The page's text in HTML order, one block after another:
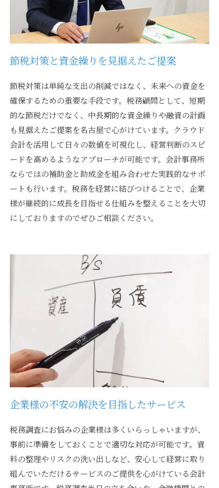
節税対策と資金繰りを見据えたご提案
節税対策は単純な支出の削減ではなく、未来への資金を
確保するための重要な手段です。税務顧問として、短期
的な節税だけでなく、中長期的な資金繰りや融資の計画
も見据えたご提案を名古屋で心がけています。クラウド
会計を活用して日々の数値を可視化し、経営判断のスピ
ードを高めるようなアプローチが可能です。会計事務所
ならではの補助金と助成金を組み合わせた実践的なサポ
ートも行います。税務を経営に結びつけることで、企業
様が継続的に成長を目指せる仕組みを整えることを大切
にしておりますのでぜひご相談ください。
企業様の不安の解決を目指したサービス
税務調査にお悩みの企業様は多くいらっしゃいますが、
事前に準備をしておくことで適切な対応が可能です。資
料の整理やリスクの洗い出しなど、安心して経営に取り
組んでいただけるサービスのご提供を心がけている会計